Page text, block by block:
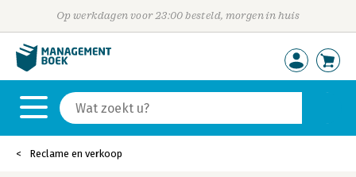
Op werkdagen voor 23:00 besteld, morgen in huis
Reclame en verkoop